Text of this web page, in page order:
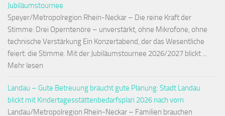
Jubiläumstournee
Speyer/Metropolregion Rhein-Neckar – Die reine Kraft der
Stimme: Drei Operntenöre – unverstärkt, ohne Mikrofone, ohne
technische Verstärkung Ein Konzertabend, der das Wesentliche
feiert: die Stimme. Mit der Jubiläumstournee 2026/2027 blickt ...
Mehr lesen
Landau – Gute Betreuung braucht gute Planung: Stadt Landau
blickt mit Kindertagesstättenbedarfsplan 2026 nach vorn
Landau/Metropolregion Rhein-Neckar – Familien brauchen